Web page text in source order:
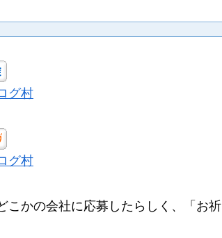
グ村
グ村
こかの会社に応募したらしく、「お